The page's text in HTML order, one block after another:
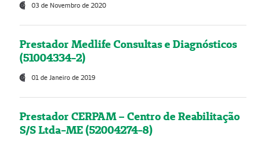
03 de Novembro de 2020
Prestador Medlife Consultas e Diagnósticos
(51004334-2)
01 de Janeiro de 2019
Prestador CERPAM – Centro de Reabilitação
S/S Ltda-ME (52004274-8)